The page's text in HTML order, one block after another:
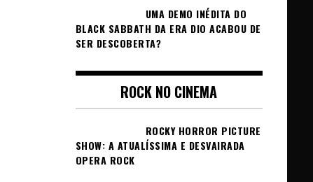
UMA DEMO INÉDITA DO
BLACK SABBATH DA ERA DIO ACABOU DE
SER DESCOBERTA?
ROCK NO CINEMA
ROCKY HORROR PICTURE
SHOW: A ATUALÍSSIMA E DESVAIRADA
OPERA ROCK